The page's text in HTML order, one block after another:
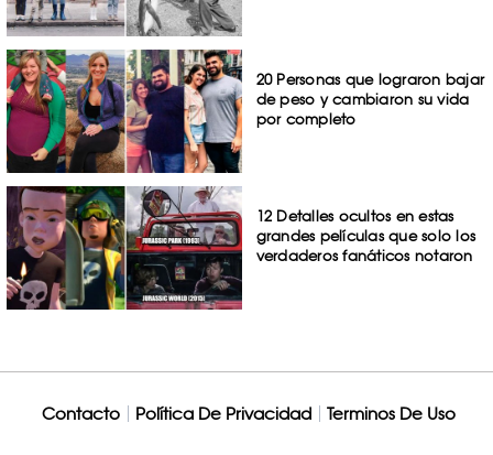
20 Personas que lograron bajar
de peso y cambiaron su vida
por completo
12 Detalles ocultos en estas
grandes películas que solo los
verdaderos fanáticos notaron
Contacto Política De Privacidad Terminos De Uso